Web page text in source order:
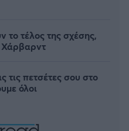
το τέλος της σχέσης,
Χάρβαρντ
τις πετσέτες σου στο
όλοι